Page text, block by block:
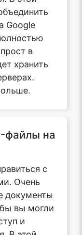
Google
в
хранить
файлы на
с
Очень
документы
вы могли
и
В этой